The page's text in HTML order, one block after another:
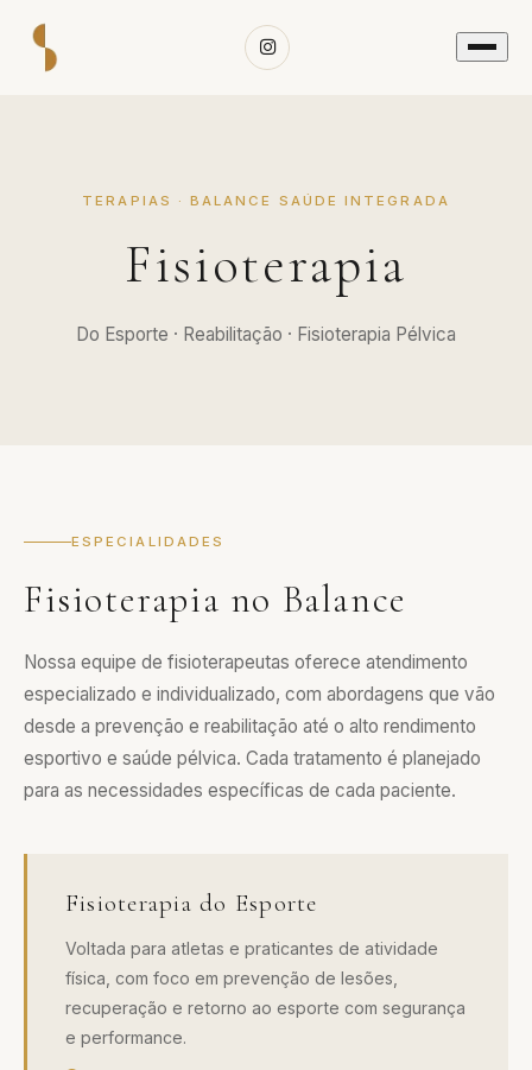
TERAPIAS · BALANCE SAÚDE INTEGRADA
Fisioterapia
Do Esporte · Reabilitação · Fisioterapia Pélvica
ESPECIALIDADES
Fisioterapia no Balance
Nossa equipe de fisioterapeutas oferece atendimento
especializado e individualizado, com abordagens que vão
desde a prevenção e reabilitação até o alto rendimento
esportivo e saúde pélvica. Cada tratamento é planejado
para as necessidades específicas de cada paciente.
Fisioterapia do Esporte
Voltada para atletas e praticantes de atividade
física, com foco em prevenção de lesões,
recuperação e retorno ao esporte com segurança
e performance.